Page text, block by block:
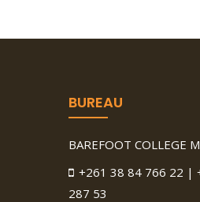
BUREAU
BAREFOOT COLLEGE
+261 38 84 766 22 |
287 53